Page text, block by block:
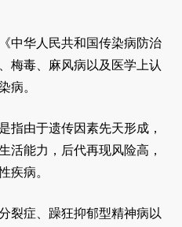
中华人民共和国传染病防治
梅毒、麻风病以及医学上认
病。
指由于遗传因素先天形成，
活能力，后代再现风险高，
疾病。
裂症、躁狂抑郁型精神病以